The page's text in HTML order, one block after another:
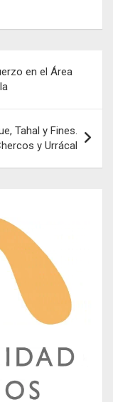
en el Área
Tahal y Fines.
y Urrácal